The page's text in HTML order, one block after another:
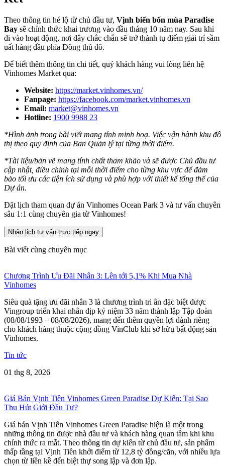
Theo thông tin hé lộ từ chủ đầu tư, Vịnh biển bốn mùa Paradise
Bay sẽ chính thức khai trương vào đầu tháng 10 năm nay. Sau khi
đi vào hoạt động, nơi đây chắc chắn sẽ trở thành tụ điểm giải trí sầm
uất hàng đầu phía Đông thủ đô.
Để biết thêm thông tin chi tiết, quý khách hàng vui lòng liên hệ
Vinhomes Market qua:
Website: https://market.vinhomes.vn/
Fanpage: https://facebook.com/market.vinhomes.vn
Email: market@vinhomes.vn
Hotline: 1900 9988 23
*Hình ảnh trong bài viết mang tính minh hoạ. Việc vận hành khu đô
thị theo quy định của Ban Quản lý tại từng thời điểm.
*Tài liệu/bản vẽ mang tính chất tham khảo và sẽ được Chủ đầu tư
cập nhật, điều chỉnh tại mỗi thời điểm cho từng khu vực để đảm
bảo tối ưu các tiện ích sử dụng và phù hợp với thiết kế tổng thể của
Dự án.
Đặt lịch tham quan dự án Vinhomes Ocean Park 3 và tư vấn chuyên
sâu 1:1 cùng chuyên gia từ Vinhomes!
Nhận lịch tư vấn trực tiếp ngay
Bài viết cùng chuyên mục
Chương Trình Ưu Đãi Nhân 3: Lên tới 5,1% Khi Mua Nhà
Vinhomes
Siêu quà tặng ưu đãi nhân 3 là chương trình tri ân đặc biệt được
Vingroup triển khai nhân dịp kỷ niệm 33 năm thành lập Tập đoàn
(08/08/1993 – 08/08/2026), mang đến thêm quyền lợi dành riêng
cho khách hàng thuộc cộng đồng VinClub khi sở hữu bất động sản
Vinhomes.
Tin tức
01 thg 8, 2026
Giá Bán Vịnh Tiên Vinhomes Green Paradise Dự Kiến: Tại Sao
Thu Hút Giới Đầu Tư?
Giá bán Vịnh Tiên Vinhomes Green Paradise hiện là một trong
những thông tin được nhà đầu tư và khách hàng quan tâm khi khu
chính thức ra mắt. Theo thông tin dự kiến từ chủ đầu tư, sản phẩm
thấp tầng tại Vịnh Tiên khởi điểm từ 12,8 tỷ đồng/căn, với nhiều lựa
chọn từ liền kề đến biệt thự song lập và đơn lập.